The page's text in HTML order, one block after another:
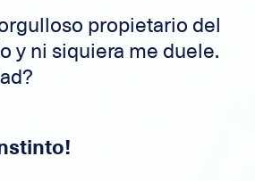
propietario del
y ni siquiera me duele.